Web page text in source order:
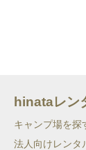
hinataレン
キャンプ場を探
法人向けレンタ